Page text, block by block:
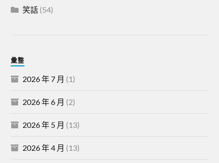
笑話 (54)
彙整
2026 年 7 月 (1)
2026 年 6 月 (2)
2026 年 5 月 (13)
2026 年 4 月 (13)